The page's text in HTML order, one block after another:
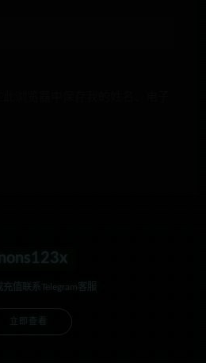
充值联系Telegram客服
立即查看